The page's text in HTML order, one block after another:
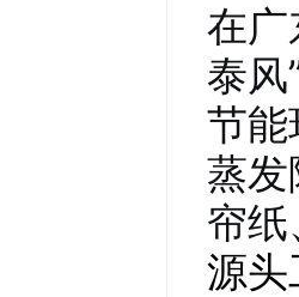
在广
泰
节能
蒸发
帘
源头